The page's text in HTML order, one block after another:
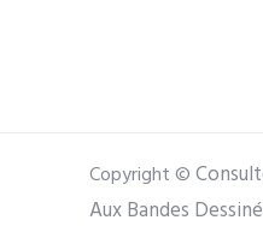
Copyright ©
Aux Bandes